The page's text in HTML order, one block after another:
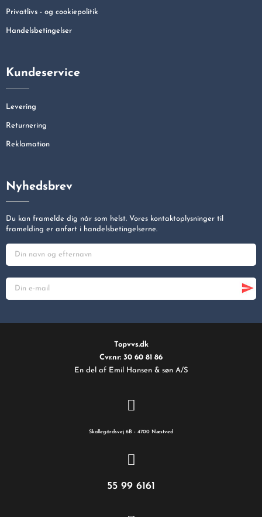
Privatlivs - og cookiepolitik
Handelsbetingelser
Kundeservice
Levering
Returnering
Reklamation
Nyhedsbrev
Du kan framelde dig når som helst. Vores kontaktoplysninger til
framelding er anført i handelsbetingelserne.
Topvvs.dk
Cvr.nr: 30 60 81 86
En del af Emil Hansen & søn A/S
Skallegårdsvej 6B - 4700 Næstved
55 99 6161